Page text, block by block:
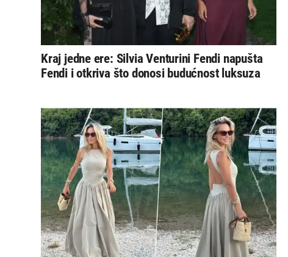
Kraj jedne ere: Silvia Venturini Fendi napušta
Fendi i otkriva što donosi budućnost luksuza